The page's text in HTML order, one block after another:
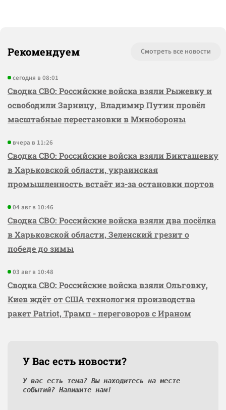
Рекомендуем Смотреть все новости
сегодня в 08:01
Сводка СВО: Российские войска взяли Рыжевку и
освободили Зарницу, Владимир Путин провёл
масштабные перестановки в Минобороны
вчера в 11:26
Сводка СВО: Российские войска взяли Бикташевку
в Харьковской области, украинская
промышленность встаёт из-за остановки портов
04 авг в 10:46
Сводка СВО: Российские войска взяли два посёлка
в Харьковской области, Зеленский грезит о
победе до зимы
03 авг в 10:48
Сводка СВО: Российские войска взяли Ольговку,
Киев ждёт от США технология производства
ракет Patriot, Трамп - переговоров с Ираном
У Вас есть новости?
У вас есть тема? Вы находитесь на месте
событий? Напишите нам!